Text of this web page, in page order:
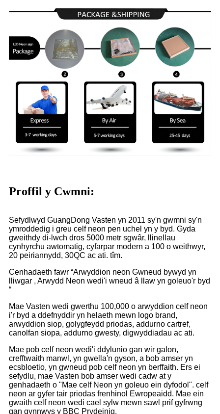
Proffil y Cwmni:
Sefydlwyd GuangDong Vasten yn 2011 sy'n gwmni sy'n
ymroddedig i greu celf neon pen uchel yn y byd. Gyda
gweithdy di-lwch dros 5000 metr sgwâr, llinellau
cynhyrchu awtomatig, cyfarpar modern a 100 o weithwyr,
20 peiriannydd, 30QC ac ati. tîm.
Cenhadaeth fawr “Arwyddion neon Gwneud bywyd yn
lliwgar , Arwydd Neon wedi'i wneud â llaw yn goleuo'r byd
“
Mae Vasten wedi gwerthu 100,000 o arwyddion celf neon
i'r byd a ddefnyddir yn helaeth mewn logo brand,
arwyddion siop, golygfeydd priodas, addurno cartref,
canolfan siopa, addurno gwesty, digwyddiadau ac ati.
Mae pob celf neon wedi'i ddylunio gan wir galon,
crefftwaith manwl, yn gwella'n gyson, a bob amser yn
ecsbloetio, yn gwneud pob celf neon yn berffaith. Ers ei
sefydlu, mae Vasten bob amser wedi cadw at y
genhadaeth o "Mae celf Neon yn goleuo ein dyfodol". celf
neon ar gyfer tair priodas frenhinol Ewropeaidd. Mae ein
gwaith celf neon wedi cael sylw mewn sawl prif gyfrwng
gan gynnwys y BBC Prydeinig.